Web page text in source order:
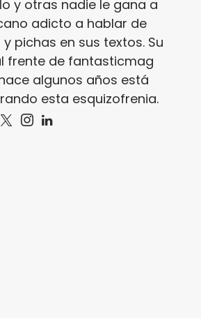
y otras nadie le gana a
adicto a hablar de
pichas en sus textos. Su
frente de fantasticmag
algunos años está
esta esquizofrenia.